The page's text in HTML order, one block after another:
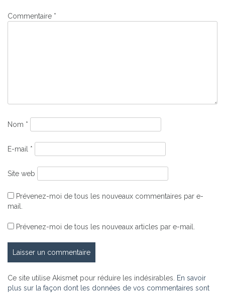
Commentaire *
Nom *
E-mail *
Site web
Prévenez-moi de tous les nouveaux commentaires par e-
mail.
Prévenez-moi de tous les nouveaux articles par e-mail.
Ce site utilise Akismet pour réduire les indésirables.
En savoir
plus sur la façon dont les données de vos commentaires sont